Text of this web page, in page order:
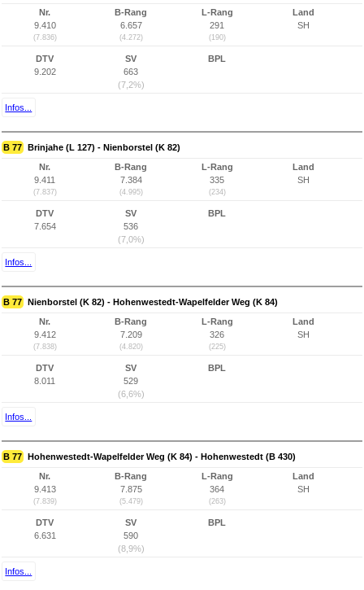
Nr.
9.410
(7.836)
B-Rang
6.657
(4.272)
L-Rang
291
(190)
Land
SH
DTV
9.202
SV
663
(7,2%)
BPL
Infos...
B 77 Brinjahe (L 127) - Nienborstel (K 82)
Nr.
9.411
(7.837)
B-Rang
7.384
(4.995)
L-Rang
335
(234)
Land
SH
DTV
7.654
SV
536
(7,0%)
BPL
Infos...
B 77 Nienborstel (K 82) - Hohenwestedt-Wapelfelder Weg (K 84)
Nr.
9.412
(7.838)
B-Rang
7.209
(4.820)
L-Rang
326
(225)
Land
SH
DTV
8.011
SV
529
(6,6%)
BPL
Infos...
B 77 Hohenwestedt-Wapelfelder Weg (K 84) - Hohenwestedt (B 430)
Nr.
9.413
(7.839)
B-Rang
7.875
(5.479)
L-Rang
364
(263)
Land
SH
DTV
6.631
SV
590
(8,9%)
BPL
Infos...